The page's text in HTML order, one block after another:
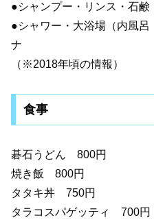
●シャンプー・リンス・石鹸
●シャワー・大浴場（内風
ナ
（※2018年頃の情報）
食事
碁石うどん 800円
焼き飯 800円
タタキ丼 750円
タラコスパゲッティ 700円